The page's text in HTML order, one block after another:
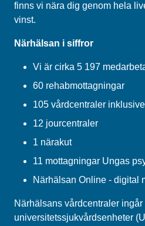
finns vi nära dig genom hela
vinst.
Närhälsan i siffror
Vi är cirka 5 197
60 rehabmottagningar
105 vårdcentraler
12 jourcentraler
1 närakut
11 mottagningar Ungas
Närhälsan Online - digital
Närhälsans vårdcentraler
universitetssjukvårdsenheter